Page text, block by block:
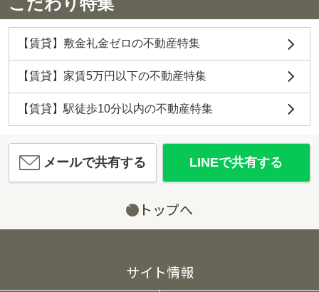
【賃貸】敷金礼金ゼロの不動産特集
【賃貸】家賃5万円以下の不動産特集
【賃貸】駅徒歩10分以内の不動産特集
メールで共有する LINEで共有する
トップへ
サイト情報